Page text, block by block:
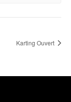
Karting Ouvert